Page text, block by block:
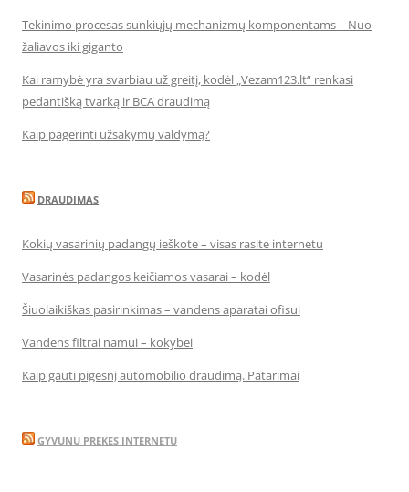
Tekinimo procesas sunkiųjų mechanizmų komponentams – Nuo
žaliavos iki giganto
Kai ramybė yra svarbiau už greitį, kodėl „Vezam123.lt“ renkasi
pedantišką tvarką ir BCA draudimą
Kaip pagerinti užsakymų valdymą?
DRAUDIMAS
Kokių vasarinių padangų ieškote – visas rasite internetu
Vasarinės padangos keičiamos vasarai – kodėl
Šiuolaikiškas pasirinkimas – vandens aparatai ofisui
Vandens filtrai namui – kokybei
Kaip gauti pigesnį automobilio draudimą. Patarimai
GYVUNU PREKES INTERNETU